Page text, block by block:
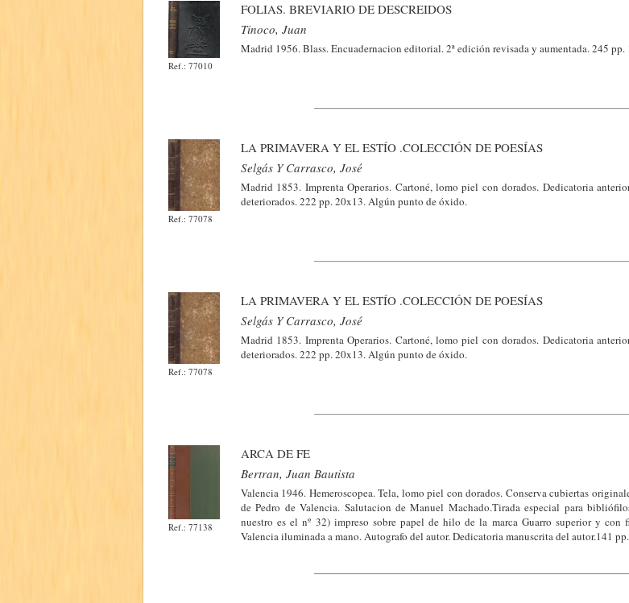
Ref.: 77010
FOLIAS. BREVIARIO DE DESCREIDOS
Tinoco, Juan
Madrid 1956. Blass. Encuadernacion editorial. 2ª edición revisada y aumentada. 245 pp.
Ref.: 77078
LA PRIMAVERA Y EL ESTÍO .COLECCIÓN DE POESÍAS
Selgás Y Carrasco, José
Madrid 1853. Imprenta Operarios. Cartoné, lomo piel con dorados. Dedicatoria
deteriorados. 222 pp. 20x13. Algún punto de óxido.
Ref.: 77078
LA PRIMAVERA Y EL ESTÍO .COLECCIÓN DE POESÍAS
Selgás Y Carrasco, José
Madrid 1853. Imprenta Operarios. Cartoné, lomo piel con dorados. Dedicatoria
deteriorados. 222 pp. 20x13. Algún punto de óxido.
Ref.: 77138
ARCA DE FE
Bertran, Juan Bautista
Valencia 1946. Hemeroscopea. Tela, lomo piel con dorados. Conserva cubiertas
de Pedro de Valencia. Salutacion de Manuel Machado.Tirada especial para
nuestro es el nº 32) impreso sobre papel de hilo de la marca Guarro superior y con
Valencia iluminada a mano. Autografo del autor. Dedicatoria manuscrita del autor.141